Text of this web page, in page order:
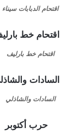
اقتحام الدبابات سيناء
اقتحام خط بارليف
السادات والشاذلي